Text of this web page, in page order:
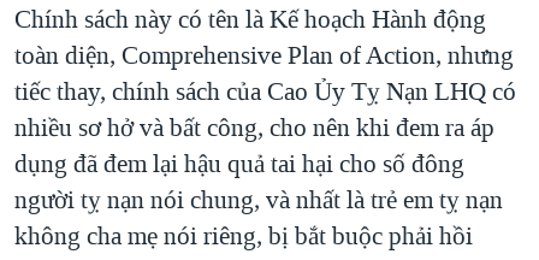
Chính sách này có tên là Kế hoạch Hành động
toàn diện, Comprehensive Plan of Action, nhưng
tiếc thay, chính sách của Cao Ủy Tỵ Nạn LHQ có
nhiều sơ hở và bất công, cho nên khi đem ra áp
dụng đã đem lại hậu quả tai hại cho số đông
người tỵ nạn nói chung, và nhất là trẻ em tỵ nạn
không cha mẹ nói riêng, bị bắt buộc phải hồi